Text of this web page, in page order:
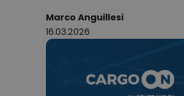
Author:
Marco Anguillesi
16.03.2026